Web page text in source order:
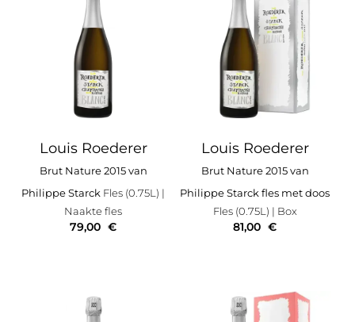
Louis Roederer
Brut Nature 2015 van
Philippe Starck Fles (0.75L) |
Naakte fles
79,00 €
Louis Roederer
Brut Nature 2015 van
Philippe Starck fles met doos
Fles (0.75L) | Box
81,00 €